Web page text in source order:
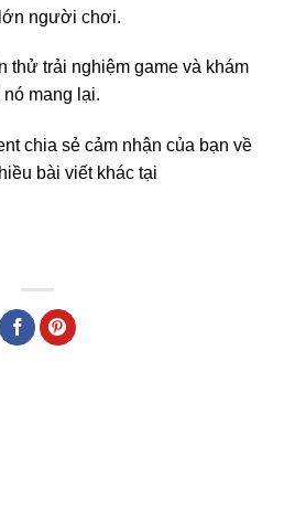
người chơi.
thử trải nghiệm game và khám
mang lại.
chia sẻ cảm nhận của bạn về
bài viết khác tại